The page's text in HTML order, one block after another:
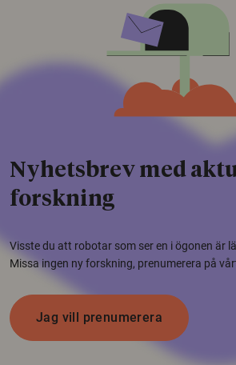
Nyhetsbrev med
forskning
Visste du att robotar som ser en i ögonen är
Missa ingen ny forskning, prenumerera på
Jag vill prenumerera